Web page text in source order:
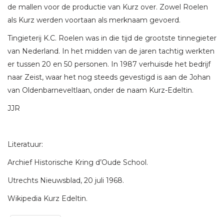
de mallen voor de productie van Kurz over. Zowel Roelen
als Kurz werden voortaan als merknaam gevoerd.
Tingieterij K.C. Roelen was in die tijd de grootste tinnegieter
van Nederland. In het midden van de jaren tachtig werkten
er tussen 20 en 50 personen. In 1987 verhuisde het bedrijf
naar Zeist, waar het nog steeds gevestigd is aan de Johan
van Oldenbarneveltlaan, onder de naam Kurz-Edeltin.
JJR
Literatuur:
Archief Historische Kring d’Oude School.
Utrechts Nieuwsblad, 20 juli 1968.
Wikipedia Kurz Edeltin.